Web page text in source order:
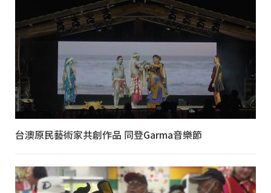
台澳原民藝術家共創作品 同登Garma音樂節